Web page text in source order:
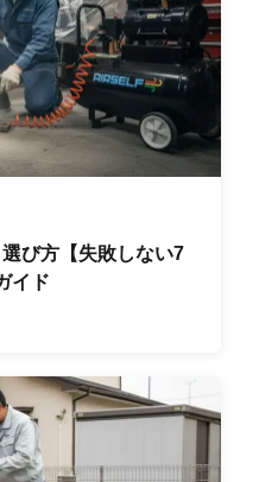
び方【失敗しない7
イド